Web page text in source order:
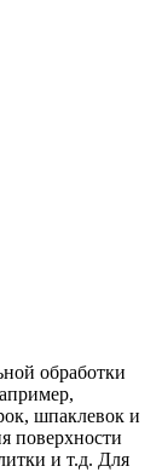
обработки
шпаклевок и
поверхности
и т.д. Для